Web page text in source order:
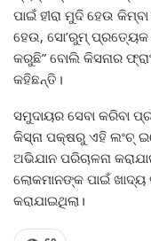
ପାଇଁ ହୀରା ମୁଦି ହେଉ
ହେଉ, ସୋ’ରୁମ୍ ପ୍ରତ୍ୟେକ
କରୁଛି” ବୋଲି କିସନାର
କହିଛନ୍ତି।
ସମୁଦାୟର ସେବା କରିବା
କିସ୍‌ନା ପକ୍ଷରୁ ଏହି ଲଂଚ୍
ଅଭିଯାନ ପରିଚାଳନା
ଲୋକମାନଙ୍କ ପାଇଁ
କରାଯାଇଥିଲା।